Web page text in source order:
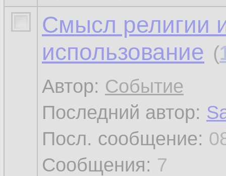
Смысл религии
использование (
Автор: Событие
Последний автор:
Посл. сообщение:
Сообщения: 7